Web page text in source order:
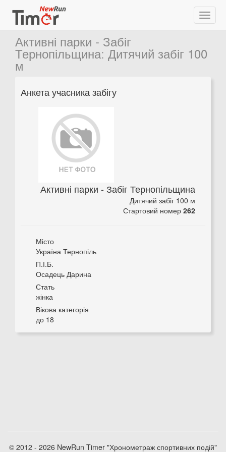
Активні парки - Забіг
Тернопільщина: Дитячий забіг 100
м
Анкета учасника забігу
Активні парки - Забіг Тернопільщина
Дитячий забіг 100 м
Стартовий номер 262
Місто
Україна Тернопіль
П.І.Б.
Осадець Дарина
Стать
жінка
Вікова категорія
до 18
© 2012 - 2026 NewRun Timer "Хронометраж спортивних подій"